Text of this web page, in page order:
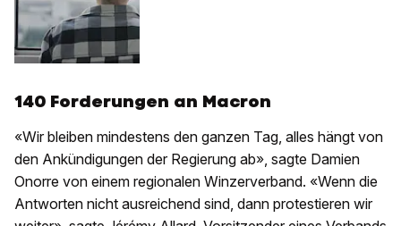
140 Forderungen an Macron
«Wir bleiben mindestens den ganzen Tag, alles hängt von
den Ankündigungen der Regierung ab», sagte Damien
Onorre von einem regionalen Winzerverband. «Wenn die
Antworten nicht ausreichend sind, dann protestieren wir